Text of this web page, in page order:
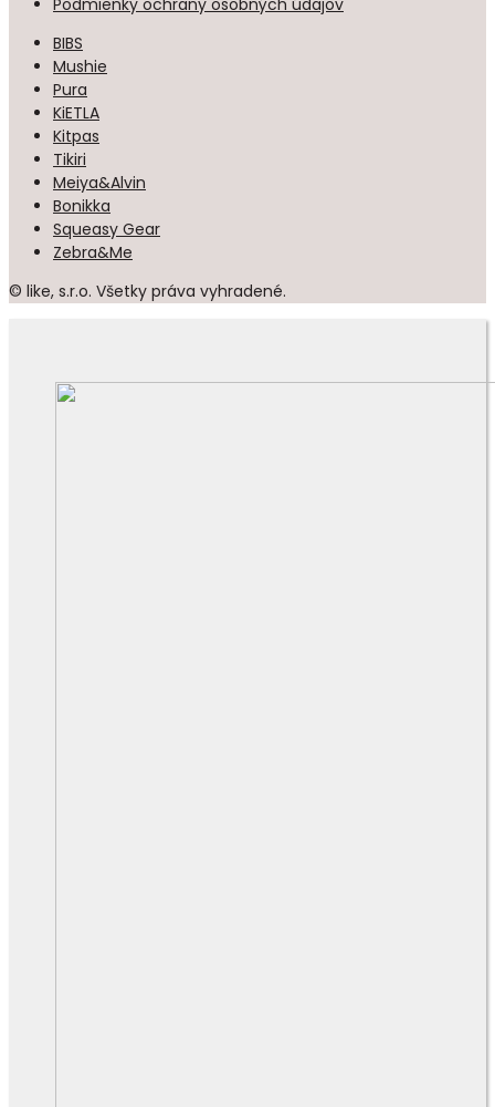
Podmienky ochrany osobných údajov
BIBS
Mushie
Pura
KiETLA
Kitpas
Tikiri
Meiya&Alvin
Bonikka
Squeasy Gear
Zebra&Me
© like, s.r.o. Všetky práva vyhradené.